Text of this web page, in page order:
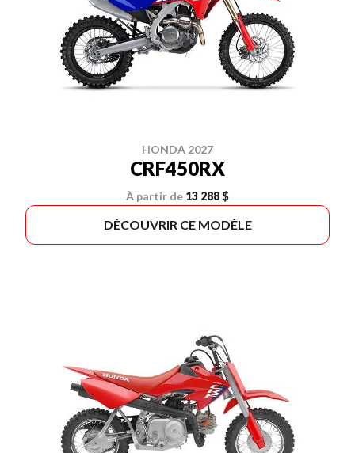
HONDA 2027
CRF450RX
À partir de 13 288 $
DÉCOUVRIR CE MODÈLE